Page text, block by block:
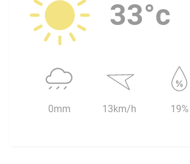
33°c
0mm 13km/h 19%